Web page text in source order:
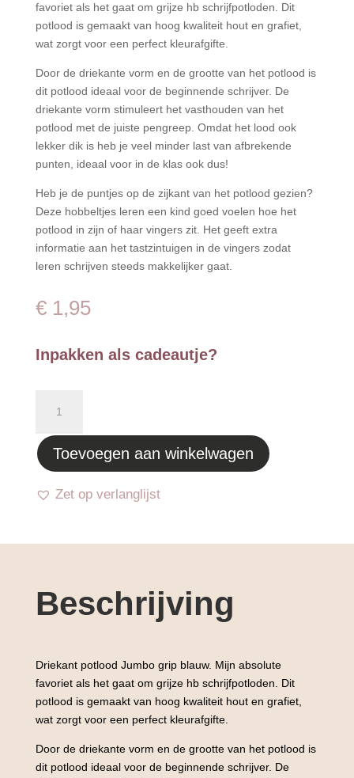
favoriet als het gaat om grijze hb schrijfpotloden. Dit
potlood is gemaakt van hoog kwaliteit hout en grafiet,
wat zorgt voor een perfect kleurafgifte.
Door de driekante vorm en de grootte van het potlood is
dit potlood ideaal voor de beginnende schrijver. De
driekante vorm stimuleert het vasthouden van het
potlood met de juiste pengreep. Omdat het lood ook
lekker dik is heb je veel minder last van afbrekende
punten, ideaal voor in de klas ook dus!
Heb je de puntjes op de zijkant van het potlood gezien?
Deze hobbeltjes leren een kind goed voelen hoe het
potlood in zijn of haar vingers zit. Het geeft extra
informatie aan het tastzintuigen in de vingers zodat
leren schrijven steeds makkelijker gaat.
€1,95
Inpakken als cadeautje?
potlood
Jumbo
grip
blauw
aantal
Toevoegen aan winkelwagen
Zet op verlanglijst
Beschrijving
Driekant potlood Jumbo grip blauw. Mijn absolute
favoriet als het gaat om grijze hb schrijfpotloden. Dit
potlood is gemaakt van hoog kwaliteit hout en grafiet,
wat zorgt voor een perfect kleurafgifte.
Door de driekante vorm en de grootte van het potlood is
dit potlood ideaal voor de beginnende schrijver. De